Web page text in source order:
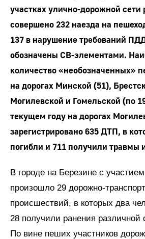
участках улично-дорожной сети
совершено 232 наезда на
137 в нарушение требований
обозначены СВ-элементами.
количество «необозначенных»
на дорогах Минской (51),
Могилевской и Гомельской (по
текущем году на дорогах
зарегистрировано 635 ДТП, в
погибли и 711 получили травмы
В городе на Березине с
произошло 29 дорожно-
происшествий, в которых два
28 получили ранения различной
По вине пеших участников